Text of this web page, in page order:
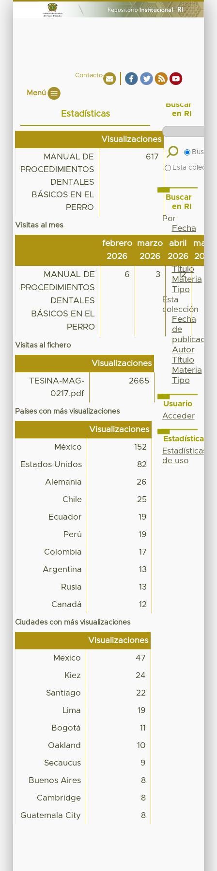
Contacto
Menú
Estadísticas
Visualizaciones
MANUAL DE
PROCEDIMIENTOS
DENTALES
BÁSICOS EN EL
PERRO
617
Visitas al mes
febrero
2026
marzo
2026
abril
2026
mayo
2026
MANUAL DE
PROCEDIMIENTOS
DENTALES
BÁSICOS EN EL
PERRO
6 3 12
Visitas al fichero
Visualizaciones
TESINA-MAG-
0217.pdf
2665
Países con más visualizaciones
Visualizaciones
México 152
Estados Unidos 82
Alemania 26
Chile 25
Ecuador 19
Perú 19
Colombia 17
Argentina 13
Rusia 13
Canadá 12
Ciudades con más visualizaciones
Visualizaciones
Mexico 47
Kiez 24
Santiago 22
Lima 19
Bogotá 11
Oakland 10
Secaucus 9
Buenos Aires 8
Cambridge 8
Guatemala City 8
Buscar
en RI
Buscar
Esta
Buscar
en RI
Por
Fecha
de
publicación
Autor
Título
Materia
Tipo
Esta
colección
Fecha
de
publicación
Autor
Título
Materia
Tipo
Usuario
Acceder
Estadísticas
Estadísticas
de uso